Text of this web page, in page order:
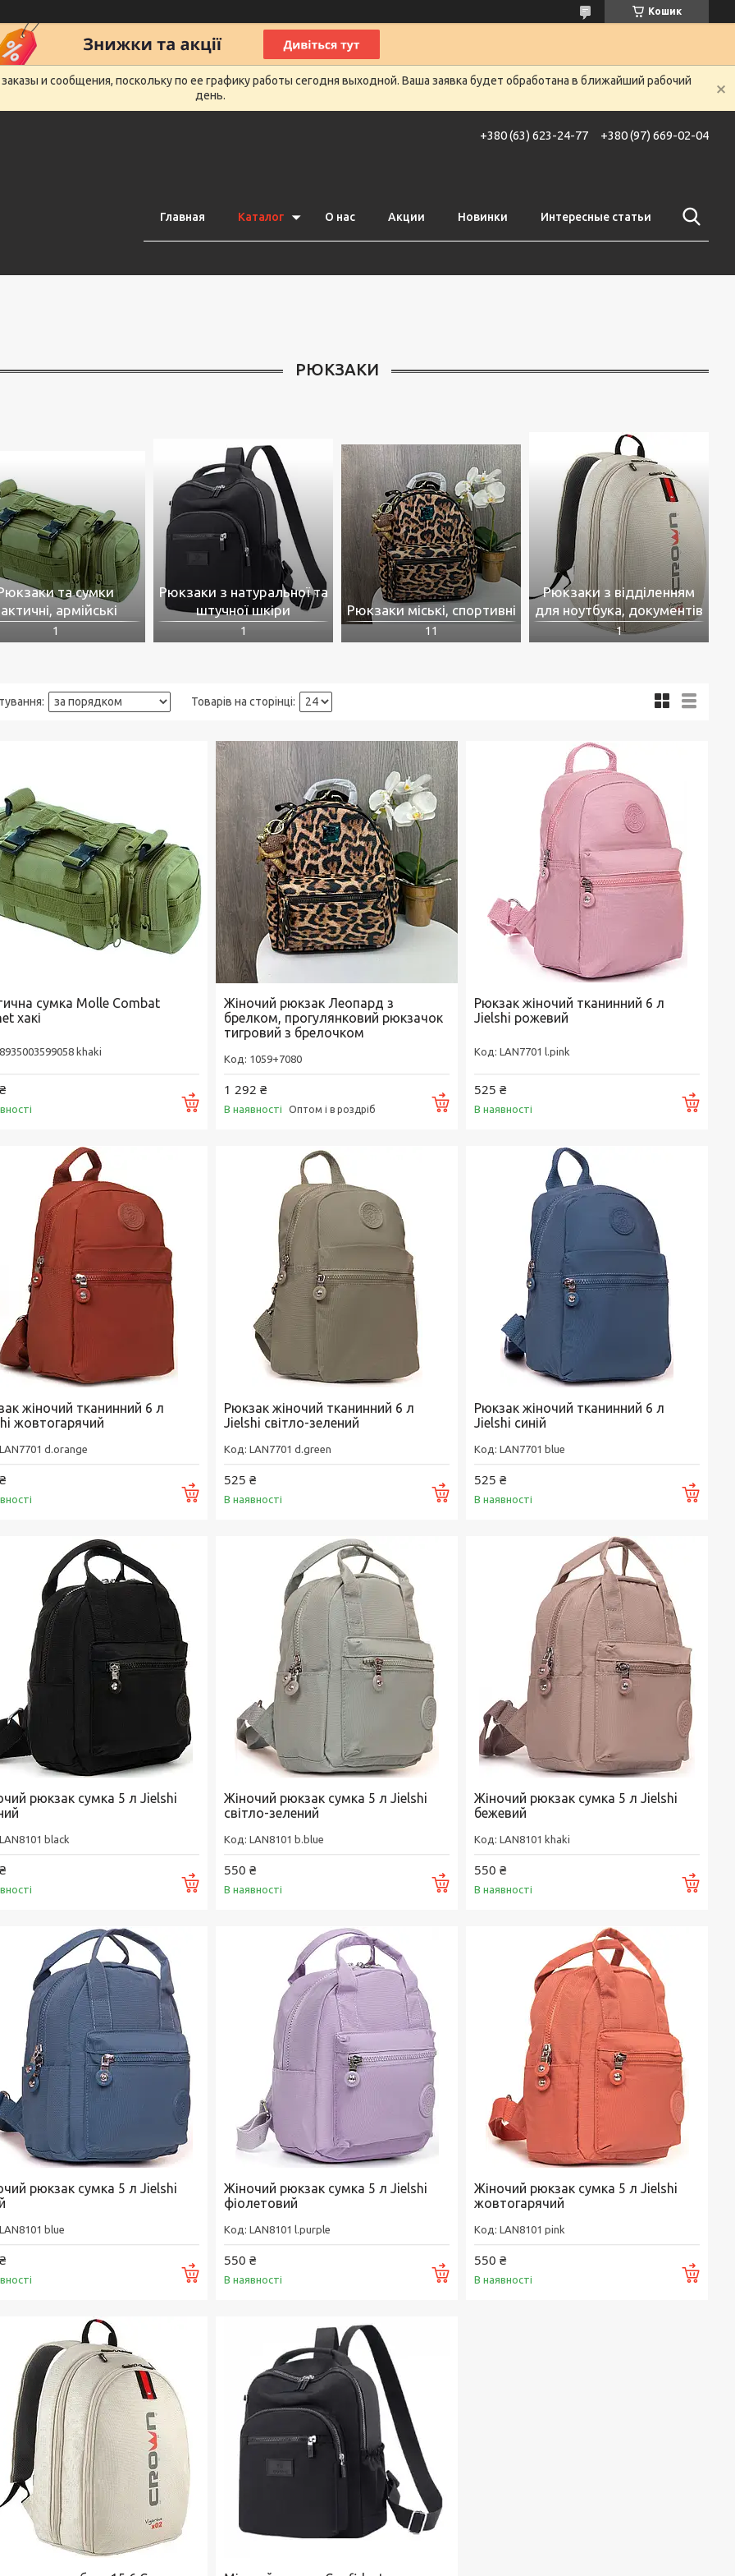
Кошик
и сообщения, поскольку по ее графику работы сегодня выходной. Ваша заявка будет обработана в ближайший рабочий
день.
+380 (63) 623-24-77 +380 (97) 669-02-04
Главная Каталог О нас Акции Новинки Интересные статьи
РЮКЗАКИ
та сумки
армійські
1
Рюкзаки з натуральної та
штучної шкіри
1
Рюкзаки міські, спортивні
11
Рюкзаки з відділенням
для ноутбука, документів
1
сумка Molle Combat
хакі
8935003599058 khaki
Купити
Жіночий рюкзак Леопард з
брелком, прогулянковий рюкзачок
тигровий з брелочком
1059+7080
1 292 ₴
В наявності Оптом і в роздріб Купити
Рюкзак жіночий тканинний 6 л
Jielshi рожевий
LAN7701 l.pink
525 ₴
В наявності
жіночий тканинний 6 л
жовтогарячий
LAN7701 d.orange
Купити
Рюкзак жіночий тканинний 6 л
Jielshi світло-зелений
LAN7701 d.green
525 ₴
В наявності Купити
Рюкзак жіночий тканинний 6 л
Jielshi синій
LAN7701 blue
525 ₴
В наявності
рюкзак сумка 5 л Jielshi
LAN8101 black
Купити
Жіночий рюкзак сумка 5 л Jielshi
світло-зелений
LAN8101 b.blue
550 ₴
В наявності Купити
Жіночий рюкзак сумка 5 л Jielshi
бежевий
LAN8101 khaki
550 ₴
В наявності
рюкзак сумка 5 л Jielshi
LAN8101 blue
Купити
Жіночий рюкзак сумка 5 л Jielshi
фіолетовий
LAN8101 l.purple
550 ₴
В наявності Купити
Жіночий рюкзак сумка 5 л Jielshi
жовтогарячий
LAN8101 pink
550 ₴
В наявності